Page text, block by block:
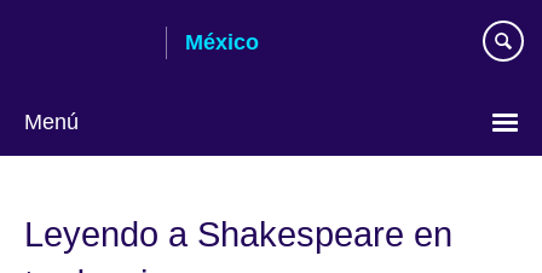
México
Menú
language
Leyendo a Shakespeare en